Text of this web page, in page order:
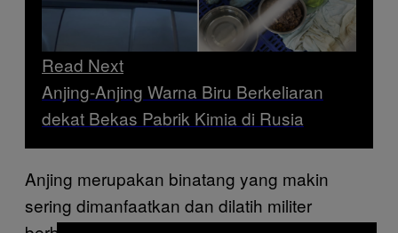
Read Next
Anjing-Anjing Warna Biru Berkeliaran
dekat Bekas Pabrik Kimia di Rusia
Anjing merupakan binatang yang makin
sering dimanfaatkan dan dilatih militer